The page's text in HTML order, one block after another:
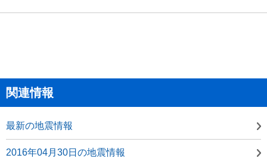
関連情報
最新の地震情報
2016年04月30日の地震情報